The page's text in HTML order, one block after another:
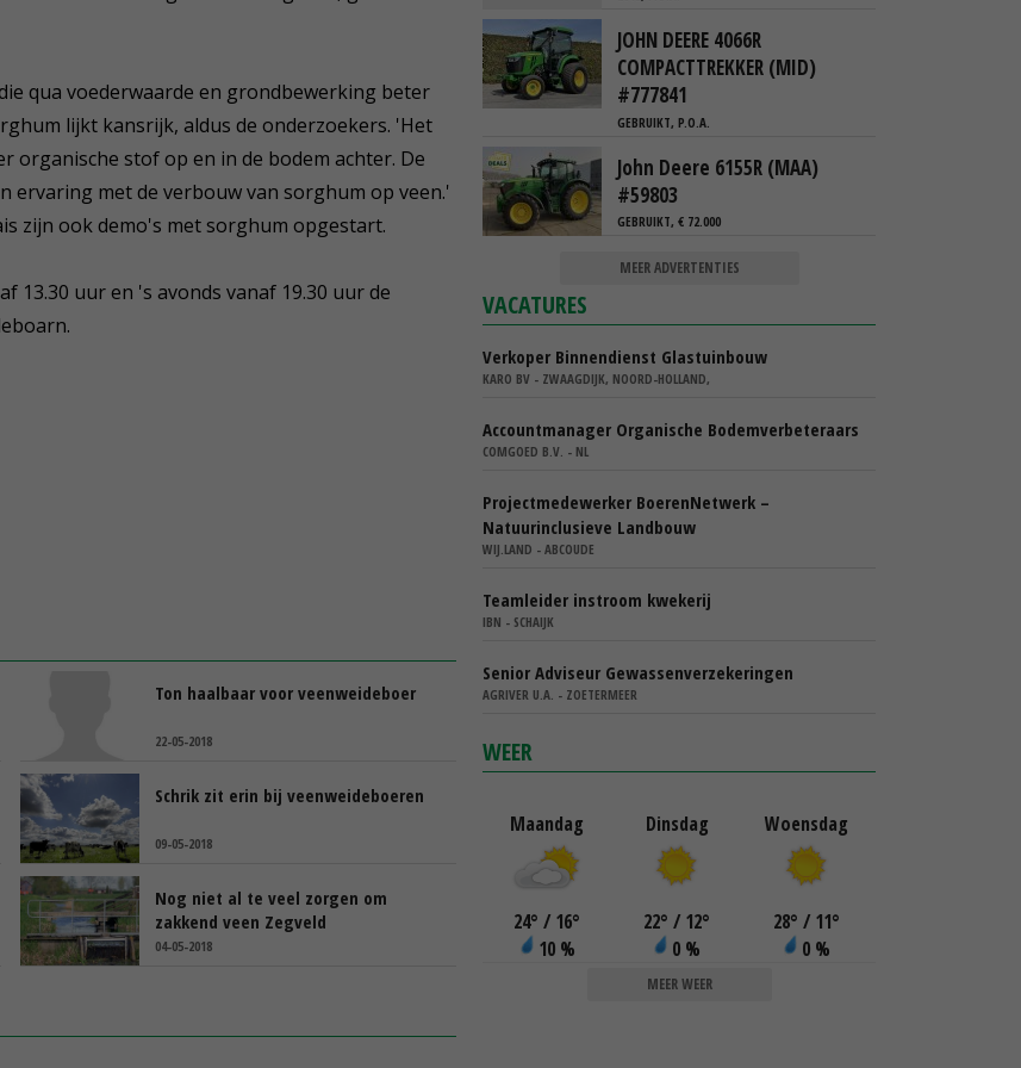
qua voederwaarde en grondbewerking beter
lijkt kansrijk, aldus de onderzoekers. 'Het
organische stof op en in de bodem achter. De
ervaring met de verbouw van sorghum op veen.'
zijn ook demo's met sorghum opgestart.
13.30 uur en 's avonds vanaf 19.30 uur de
Ton haalbaar voor veenweideboer
22-05-2018
Schrik zit erin bij veenweideboeren
09-05-2018
Nog niet al te veel zorgen om
zakkend veen Zegveld
04-05-2018
JOHN DEERE 4066R
COMPACTTREKKER (MID)
#777841
GEBRUIKT, P.O.A.
John Deere 6155R (MAA)
#59803
GEBRUIKT, € 72.000
MEER ADVERTENTIES
VACATURES
Verkoper Binnendienst Glastuinbouw
KARO BV - ZWAAGDIJK, NOORD-HOLLAND,
Accountmanager Organische Bodemverbeteraars
COMGOED B.V. - NL
Projectmedewerker BoerenNetwerk –
Natuurinclusieve Landbouw
WIJ.LAND - ABCOUDE
Teamleider instroom kwekerij
IBN - SCHAIJK
Senior Adviseur Gewassenverzekeringen
AGRIVER U.A. - ZOETERMEER
WEER
Maandag
24° / 16°
10 %
Dinsdag
22° / 12°
0 %
Woensdag
28° / 11°
0 %
MEER WEER